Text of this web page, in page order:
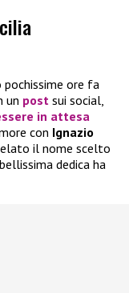
pochissime ore fa
un post sui social,
in attesa
con Ignazio
il nome scelto
dedica ha